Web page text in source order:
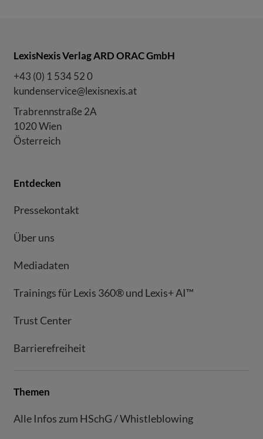
LexisNexis Verlag ARD ORAC GmbH
+43 (0) 1 534 52 0
kundenservice@lexisnexis.at
Trabrennstraße 2A
1020 Wien
Österreich
Entdecken
Pressekontakt
Über uns
Mediadaten
Trainings für Lexis 360® und Lexis+ AI™
Trust Center
Barrierefreiheit
Themen
Alle Infos zum HSchG / Whistleblowing